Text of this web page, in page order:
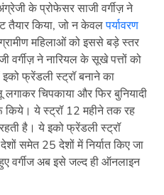
के प्रोफेसर साजी वर्गीज़ ने
तैयार किया, जो न केवलपर्यावरण
महिलाओं को इससे बड़े स्तर
वर्गीज़ ने नारियल के सूखे पत्तों को
फ्रेंडली स्ट्रॉ बनाने का
चिपकाया और फिर बुनियादी
किये। ये स्ट्रॉ 12 महीने तक रह
है। ये इको फ्रेंडली स्ट्रॉ
समेत 25 देशों में निर्यात किए जा
वर्गीज अब इसे जल्द ही ऑनलाइन